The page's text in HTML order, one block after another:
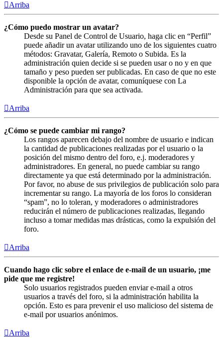
Arriba
¿Cómo puedo mostrar un avatar?
Desde su Panel de Control de Usuario, haga clic en “Perfil”
puede añadir un avatar utilizando uno de los siguientes cuatro
métodos: Gravatar, Galería, Remoto o Subida. Es la
administración quien decide si se pueden usar o no y en que
tamaño y peso pueden ser publicadas. En caso de que no este
disponible la opción de avatar, comuníquese con La
Administración para que sea activada.
Arriba
¿Cómo se puede cambiar mi rango?
Los rangos aparecen debajo del nombre de usuario e indican
la cantidad de publicaciones realizadas por el usuario o la
posición del mismo dentro del foro, e.j. moderadores y
administradores. En general, no puede cambiar su rango
directamente ya que está determinado por la administración.
Por favor, no abuse de sus privilegios de publicación solo para
incrementar su rango. La mayoría de los foros lo consideran
“spam”, no lo toleran, y moderadores o administradores
reducirán el número de publicaciones realizadas, llegando
incluso a tomar medidas mas drásticas, como la expulsión del
foro.
Arriba
Cuando hago clic sobre el enlace de e-mail de un usuario, ¡me
pide que me registre!
Solo usuarios registrados pueden enviar e-mail a otros
usuarios a través del foro, si la administración habilita la
opción. Esto es para prevenir el uso malicioso del sistema de
e-mail por usuarios anónimos.
Arriba